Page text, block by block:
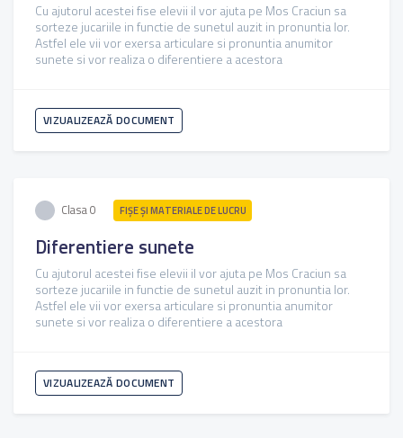
Cu ajutorul acestei fise elevii il vor ajuta pe Mos Craciun sa
sorteze jucariile in functie de sunetul auzit in pronuntia lor.
Astfel ele vii vor exersa articulare si pronuntia anumitor
sunete si vor realiza o diferentiere a acestora
VIZUALIZEAZĂ DOCUMENT
Clasa 0 FIŞE ŞI MATERIALE DE LUCRU
Diferentiere sunete
Cu ajutorul acestei fise elevii il vor ajuta pe Mos Craciun sa
sorteze jucariile in functie de sunetul auzit in pronuntia lor.
Astfel ele vii vor exersa articulare si pronuntia anumitor
sunete si vor realiza o diferentiere a acestora
VIZUALIZEAZĂ DOCUMENT